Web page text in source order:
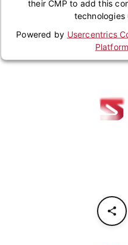
their CMP to add this
technologies
Powered by Usercentrics
Platform